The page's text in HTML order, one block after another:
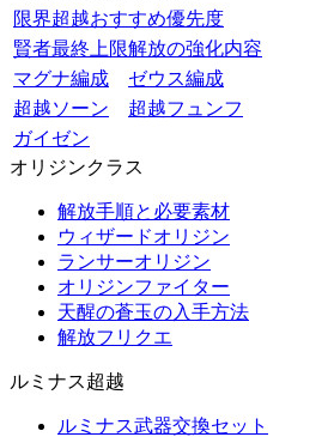
限界超越おすすめ優先度
賢者最終上限解放の強化内容
マグナ編成
ゼウス編成
超越ソーン
超越フュンフ
ガイゼン
オリジンクラス
解放手順と必要素材
ウィザードオリジン
ランサーオリジン
オリジンファイター
天醒の蒼玉の入手方法
解放フリクエ
ルミナス超越
ルミナス武器交換セット